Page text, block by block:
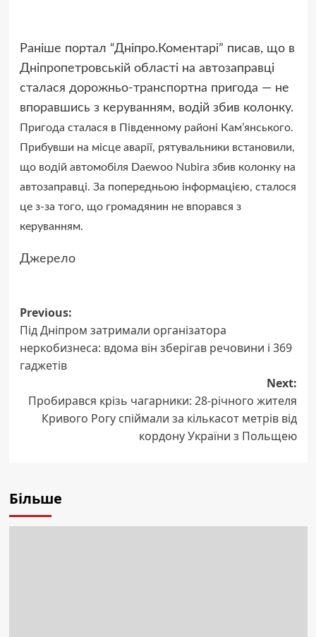
Раніше портал “Дніпро.Коментарі” писав, що в
Дніпропетровській області на автозаправці
сталася дорожньо-транспортна пригода — не
впоравшись з керуванням, водій збив колонку.
Пригода сталася в Південному районі Кам’янського.
Прибувши на місце аварії, рятувальники встановили,
що водій автомобіля Daewoo Nubira збив колонку на
автозаправці. За попередньою інформацією, сталося
це з-за того, що громадянин не впорався з
керуванням.
Джерело
Post
navigation
Previous:
Під Дніпром затримали організатора
неркобизнеса: вдома він зберігав речовини і 369
гаджетів
Next:
Пробирався крізь чагарники: 28-річного жителя
Кривого Рогу спіймали за кількасот метрів від
кордону України з Польщею
Більше